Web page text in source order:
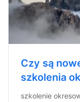
Czy są
szkolenia
szkolenie